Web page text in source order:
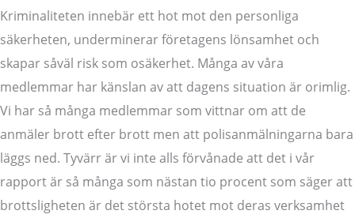
Kriminaliteten innebär ett hot mot den personliga
säkerheten, underminerar företagens lönsamhet och
skapar såväl risk som osäkerhet. Många av våra
medlemmar har känslan av att dagens situation är orimlig.
Vi har så många medlemmar som vittnar om att de
anmäler brott efter brott men att polisanmälningarna bara
läggs ned. Tyvärr är vi inte alls förvånade att det i vår
rapport är så många som nästan tio procent som säger att
brottsligheten är det största hotet mot deras verksamhet